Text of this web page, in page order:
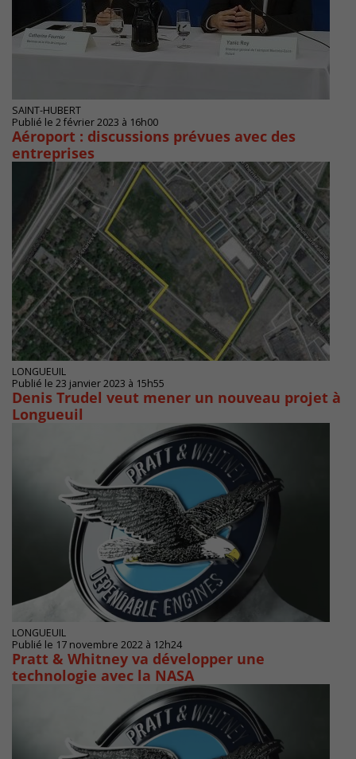
SAINT-HUBERT
Publié le 2 février 2023 à 16h00
Aéroport : discussions prévues avec des
entreprises
LONGUEUIL
Publié le 23 janvier 2023 à 15h55
Denis Trudel veut mener un nouveau projet à
Longueuil
LONGUEUIL
Publié le 17 novembre 2022 à 12h24
Pratt & Whitney va développer une
technologie avec la NASA